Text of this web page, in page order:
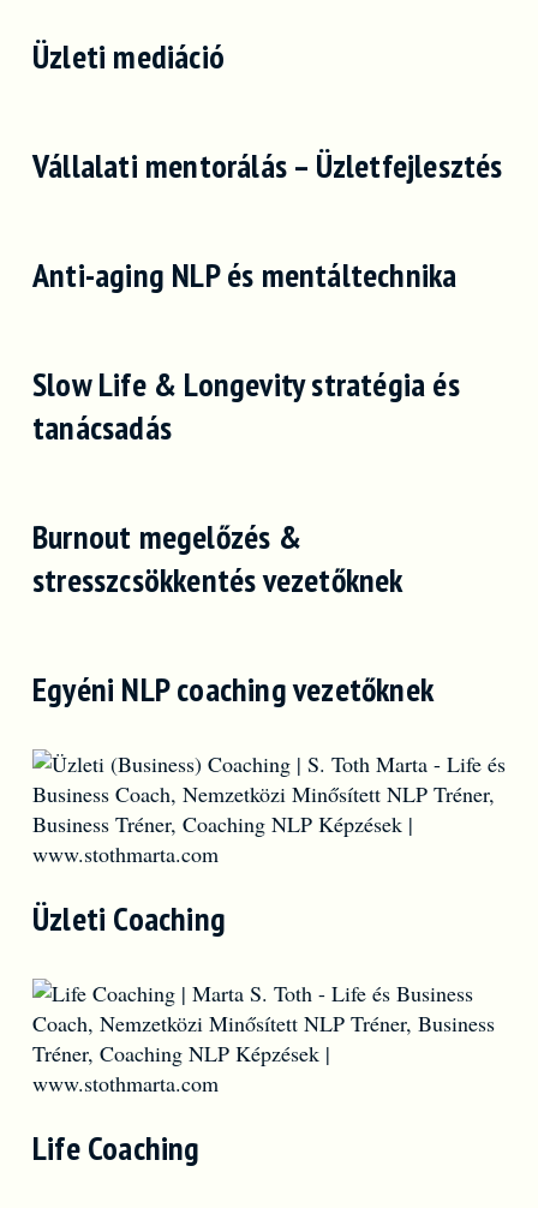
Üzleti mediáció
Vállalati mentorálás – Üzletfejlesztés
Anti-aging NLP és mentáltechnika
Slow Life & Longevity stratégia és
tanácsadás
Burnout megelőzés &
stresszcsökkentés vezetőknek
Egyéni NLP coaching vezetőknek
Üzleti Coaching
Life Coaching